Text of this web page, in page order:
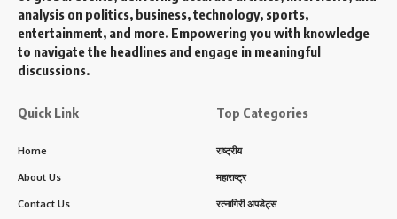
analysis on politics, business, technology, sports,
entertainment, and more. Empowering you with knowledge
to navigate the headlines and engage in meaningful
discussions.
Quick Link
Home
About Us
Contact Us
Top Categories
राष्ट्रीय
महाराष्ट्र
रत्नागिरी अपडेट्स